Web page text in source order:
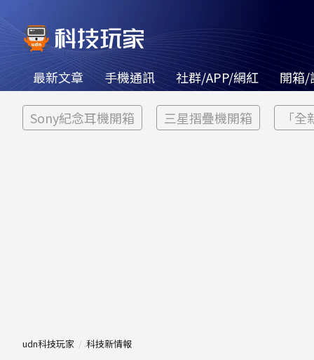
最新文章 手機通訊 社群/APP/網紅 開箱/
Sony紀念耳機開箱 三星摺疊機開箱 「
udn科技玩家 科技新情報